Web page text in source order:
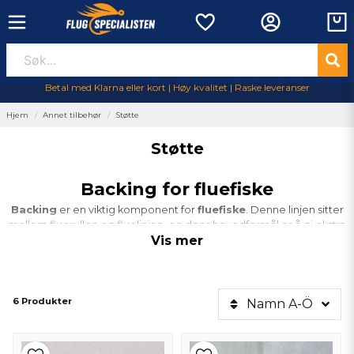
Betal med Klarna eller kort | Høy kvalitet | Raske leveranser
Hjem Annet tilbehør Støtte
Støtte
Backing for fluefiske
Backing er en viktig komponent for fluefiske. Denne linjen sitter
mellom fluerullen og fluelinjen, og dens hovedformål er å gi ekstra
lengde og styrke når du fanger større fisk. Vår backing er kjent for sin
Hvorfor velge riktig backing?
fiskeopplevelse. En backing av høy kvalitet tåler store belastninger
Vis mer
6 Produkter Namn A-Ö